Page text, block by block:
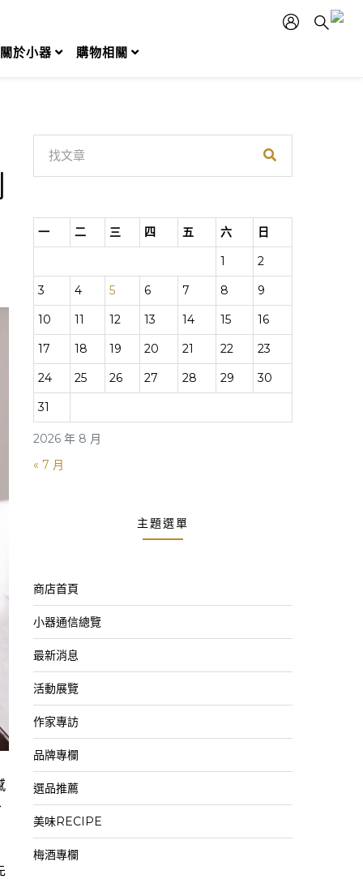
關於小器 購物相關
2026 年 8 月
一 二 三 四 五 六
日
1
2
3
4 5 6 7 8
9
10
11 12 13 14 15
16
17
18 19 20 21 22
23
24
25 26 27 28 29
30
31
« 7 月
主題選單
商店首頁
小器通信總覽
最新消息
活動展覽
作家專訪
品牌專欄
選品推薦
美味RECIPE
梅酒專欄